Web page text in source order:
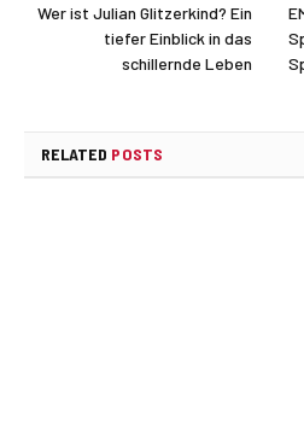
Wer ist Julian Glitzerkind? Ein
tiefer Einblick in das
schillernde Leben
RELATED POSTS